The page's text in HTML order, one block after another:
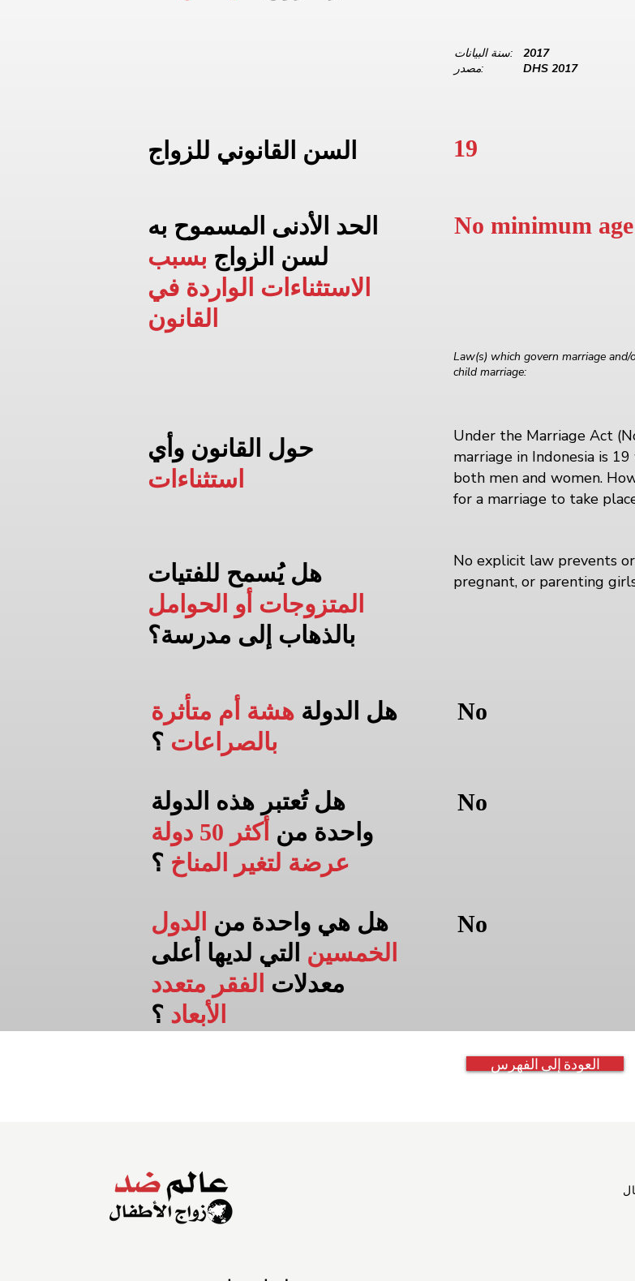
سنة البيانات:
2017
مصدر:
DHS 2017
السن القانوني للزواج 19
الحد الأدنى المسموح به
لسن الزواج بسبب
الاستثناءات الواردة في
القانون
No minimum age
Law(s) which govern marriage and/
child marriage:
حول القانون وأي
استثناءات
Under the Marriage Act
marriage in Indonesia is
both men and women.
for a marriage to take
هل يُسمح للفتيات
المتزوجات أو الحوامل
بالذهاب إلى مدرسة؟
No explicit law prevents
pregnant, or parenting
هل الدولة هشة أم متأثرة
بالصراعات ؟
No
هل تُعتبر هذه الدولة
واحدة من
أكثر 50 دولة
عرضة لتغير المناخ ؟
No
هل هي واحدة من الدول
الخمسين التي لديها أعلى
معدلات الفقر متعدد
الأبعاد ؟
No
العودة إلى الفهرس